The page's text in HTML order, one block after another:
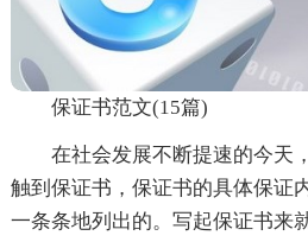
保证书范文(15篇)
在社会发展不断提速的今天
触到保证书，保证书的具体保证
一条条地列出的。写起保证书来